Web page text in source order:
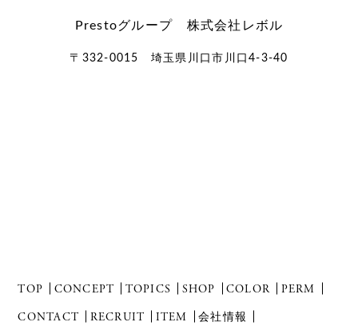
Prestoグループ 株式会社レボル
〒332-0015 埼玉県川口市川口4-3-40
TOP CONCEPT TOPICS SHOP COLOR
PERM
CONTACT
RECRUIT ITEM 会社情報